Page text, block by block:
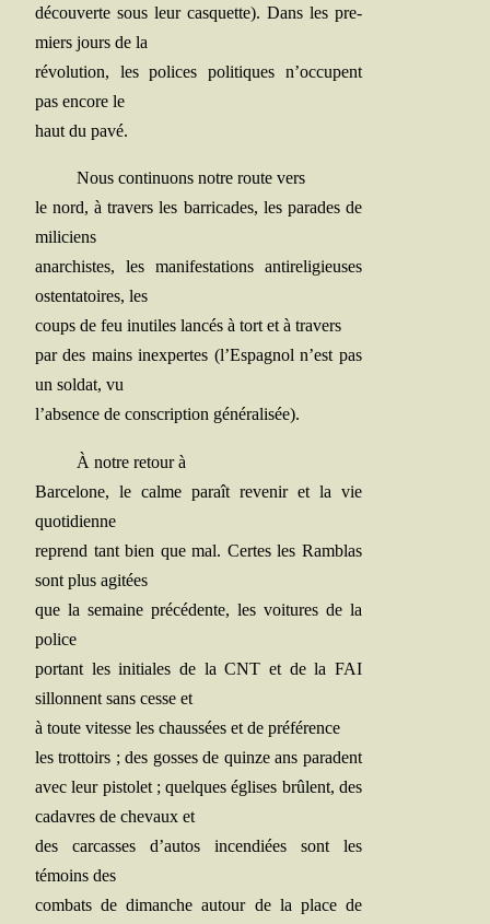
décou­verte sous leur cas­quette). Dans les pre­
miers jours de la
révo­lu­tion, les polices poli­tiques n’occupent
pas encore le
haut du pavé.
Nous conti­nuons notre route vers
le nord, à tra­vers les bar­ri­cades, les parades de
miliciens
anar­chistes, les mani­fes­ta­tions anti­re­li­gieuses
osten­ta­toires, les
coups de feu inutiles lan­cés à tort et à travers
par des mains inex­pertes (l’Espagnol n’est pas
un sol­dat, vu
l’absence de conscrip­tion généralisée).
À notre retour à
Bar­ce­lone, le calme paraît reve­nir et la vie
quotidienne
reprend tant bien que mal. Certes les Ram­blas
sont plus agitées
que la semaine pré­cé­dente, les voi­tures de la
police
por­tant les ini­tiales de la CNT et de la FAI
sillonnent sans cesse et
à toute vitesse les chaus­sées et de préférence
les trot­toirs ; des gosses de quinze ans paradent
avec leur pis­to­let ; quelques églises brûlent, des
cadavres de che­vaux et
des car­casses d’autos incen­diées sont les
témoins des
com­bats de dimanche autour de la place de